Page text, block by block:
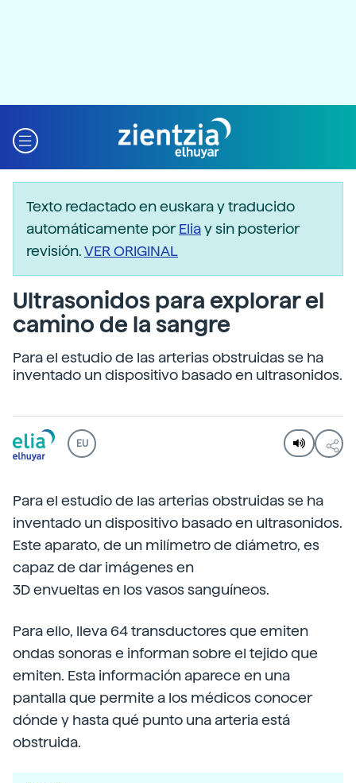
Texto redactado en euskara y traducido
automáticamente porEliay sin posterior
revisión.VER ORIGINAL
Ultrasonidos para explorar el
camino de la sangre
Para el estudio de las arterias obstruidas se ha
inventado un dispositivo basado en ultrasonidos.
EU
Para el estudio de las arterias obstruidas se ha
inventado un dispositivo basado en ultrasonidos.
Este aparato, de un milímetro de diámetro, es
capaz de dar imágenes en
3D envueltas en los vasos sanguíneos.
Para ello, lleva 64 transductores que emiten
ondas sonoras e informan sobre el tejido que
emiten. Esta información aparece en una
pantalla que permite a los médicos conocer
dónde y hasta qué punto una arteria está
obstruida.